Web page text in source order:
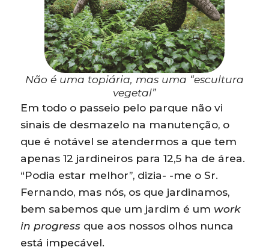
Não é uma topiária, mas uma “escultura
vegetal”
Em todo o passeio pelo parque não vi
sinais de desmazelo na manutenção, o
que é notável se atendermos a que tem
apenas 12 jardineiros para 12,5 ha de área.
“Podia estar melhor”, dizia- -me o Sr.
Fernando, mas nós, os que jardinamos,
bem sabemos que um jardim é um work
in progress que aos nossos olhos nunca
está impecável.